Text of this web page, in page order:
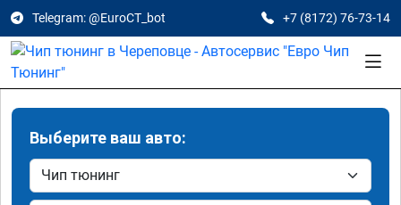
Telegram: @EuroCT_bot +7 (8172) 76-73-14
Выберите ваш авто: